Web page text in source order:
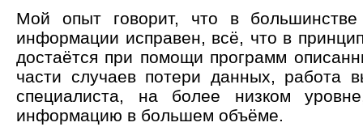
Мой опыт говорит, что в большинстве
информации исправен, всё, что в
достаётся при помощи программ
части случаев потери данных, работа
специалиста, на более низком
информацию в большем объёме.